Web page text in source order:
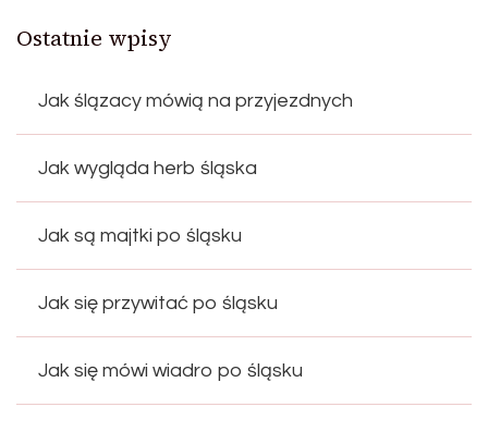
Ostatnie wpisy
Jak ślązacy mówią na przyjezdnych
Jak wygląda herb śląska
Jak są majtki po śląsku
Jak się przywitać po śląsku
Jak się mówi wiadro po śląsku